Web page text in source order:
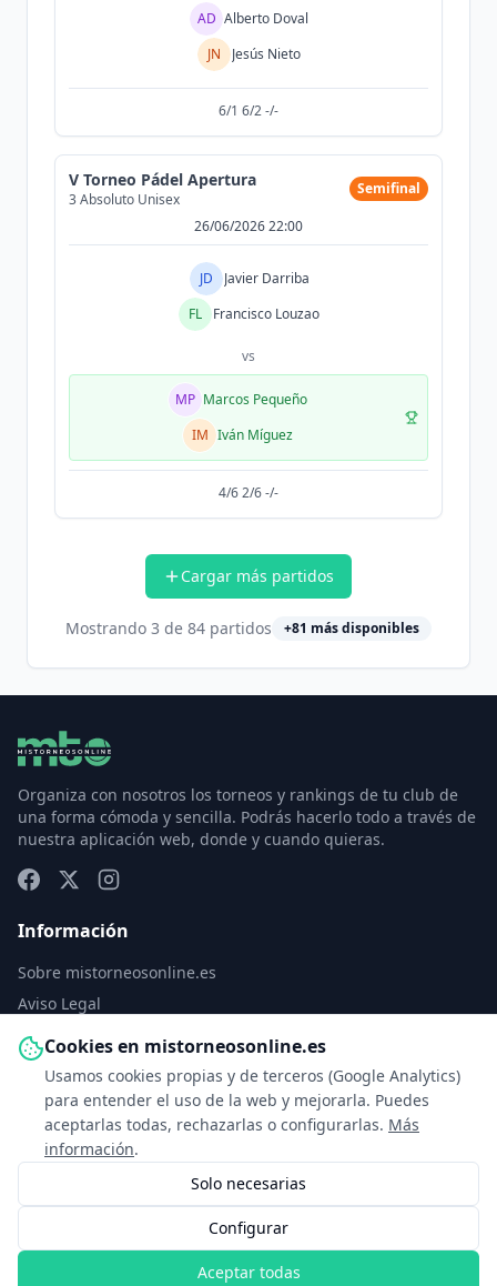
Cookies en mistorneosonline.es
Usamos cookies propias y de terceros (Google Analytics)
para entender el uso de la web y mejorarla. Puedes
aceptarlas todas, rechazarlas o configurarlas. Más
información.
Solo necesarias
Configurar
Aceptar todas
AD Alberto Doval
JN
Jesús Nieto
6/1 6/2 -/-
V Torneo Pádel Apertura
3 Absoluto Unisex
Semifinal
26/06/2026 22:00
JD
Javier Darriba
FL
Francisco Louzao
vs
MP Marcos Pequeño
IM Iván Míguez
4/6 2/6 -/-
Cargar más partidos
Mostrando 3 de 84 partidos +81 más disponibles
Organiza con nosotros los torneos y rankings de tu club de
una forma cómoda y sencilla. Podrás hacerlo todo a través de
nuestra aplicación web, donde y cuando quieras.
Información
Sobre mistorneosonline.es
Aviso Legal
Política de Privacidad
Política de Cookies
Configurar cookies
Contacto
info@mistorneosonline.es
© 2026 Copyright: mistorneosonline.es